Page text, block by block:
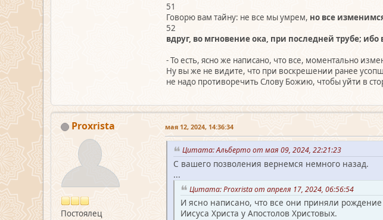
51
Говорю вам тайну: не все мы умрем, но все
52
вдруг, во мгновение ока, при последней трубе;
- То есть, ясно же написано, что все, моментально
Ну вы же не видите, что при воскрешении ранее
не надо противоречить Слову Божию, чтобы уйти в
Proxrista
Постоялец
мая 12, 2024, 14:36:34
Цитата: Альберто от мая 09, 2024, 22:21:23
С вашего позволения вернемся немного назад.
...
Цитата: Proxrista от апреля 17, 2024, 06:56:54
И ясно написано, что все они приняли
Иисуса Христа у Апостолов Христовых.